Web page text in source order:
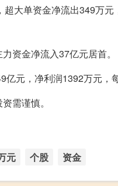
大单资金净流出349万
金净流入37亿元居首。
元，净利润1392万元，
需谨慎。
元 个股 资金